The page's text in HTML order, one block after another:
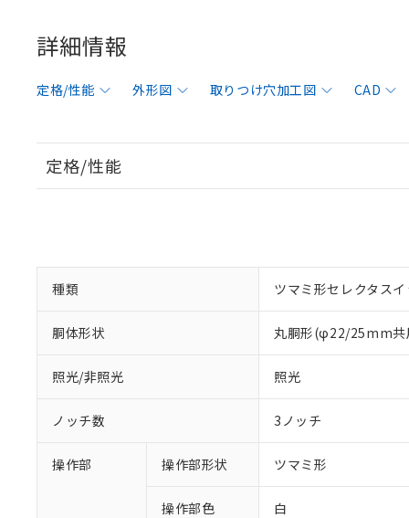
詳細情報
定格/性能 外形図 取りつけ穴加工図 CAD
定格/性能
種類 ツマミ形セレクタス
胴体形状 丸胴形(φ22/25mm共
照光/非照光 照光
ノッチ数 3ノッチ
操作部 操作部形状 ツマミ形
操作部色 白